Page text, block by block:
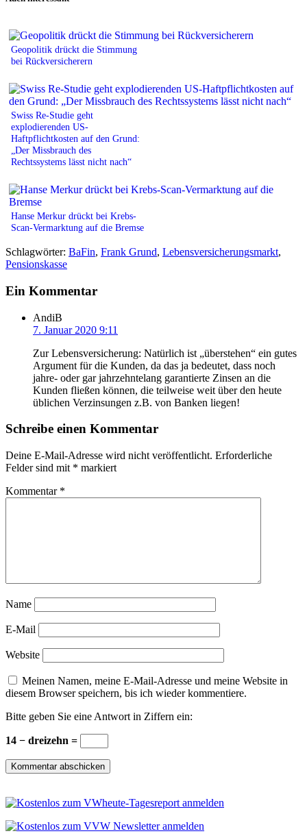
Geopolitik drückt die Stimmung
bei Rückversicherern
Swiss Re-Studie geht
explodierenden US-
Haftpflichtkosten auf den Grund:
„Der Missbrauch des
Rechtssystems lässt nicht nach“
Hanse Merkur drückt bei Krebs-
Scan-Vermarktung auf die Bremse
Schlagwörter: BaFin, Frank Grund, Lebensversicherungsmarkt,
Pensionskasse
Ein Kommentar
AndiB
7. Januar 2020 9:11
Zur Lebensversicherung: Natürlich ist „überstehen“ ein gutes
Argument für die Kunden, da das ja bedeutet, dass noch
jahre- oder gar jahrzehntelang garantierte Zinsen an die
Kunden fließen können, die teilweise weit über den heute
üblichen Verzinsungen z.B. von Banken liegen!
Schreibe einen Kommentar
Deine E-Mail-Adresse wird nicht veröffentlicht. Erforderliche
Felder sind mit * markiert
Kommentar *
Name
E-Mail
Website
Meinen Namen, meine E-Mail-Adresse und meine Website in
diesem Browser speichern, bis ich wieder kommentiere.
Bitte geben Sie eine Antwort in Ziffern ein:
14 − dreizehn =